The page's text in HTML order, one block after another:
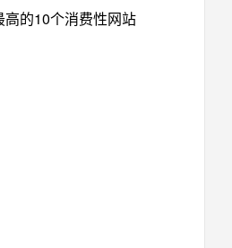
的10个消费性网站